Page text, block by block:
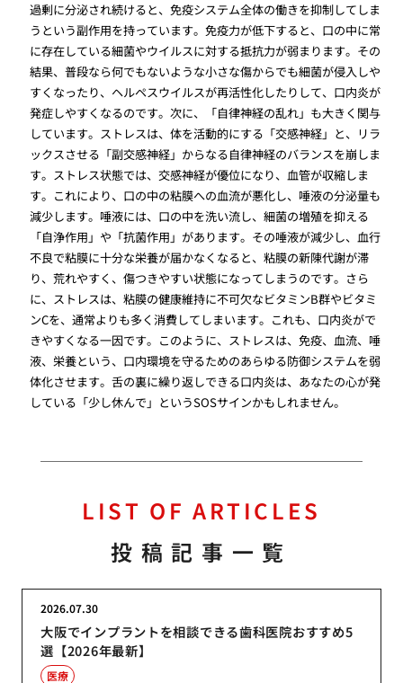
過剰に分泌され続けると、免疫システム全体の働きを抑制してしま
うという副作用を持っています。免疫力が低下すると、口の中に常
に存在している細菌やウイルスに対する抵抗力が弱まります。その
結果、普段なら何でもないような小さな傷からでも細菌が侵入しや
すくなったり、ヘルペスウイルスが再活性化したりして、口内炎が
発症しやすくなるのです。次に、「自律神経の乱れ」も大きく関与
しています。ストレスは、体を活動的にする「交感神経」と、リラ
ックスさせる「副交感神経」からなる自律神経のバランスを崩しま
す。ストレス状態では、交感神経が優位になり、血管が収縮しま
す。これにより、口の中の粘膜への血流が悪化し、唾液の分泌量も
減少します。唾液には、口の中を洗い流し、細菌の増殖を抑える
「自浄作用」や「抗菌作用」があります。その唾液が減少し、血行
不良で粘膜に十分な栄養が届かなくなると、粘膜の新陳代謝が滞
り、荒れやすく、傷つきやすい状態になってしまうのです。さら
に、ストレスは、粘膜の健康維持に不可欠なビタミンB群やビタミ
ンCを、通常よりも多く消費してしまいます。これも、口内炎がで
きやすくなる一因です。このように、ストレスは、免疫、血流、唾
液、栄養という、口内環境を守るためのあらゆる防御システムを弱
体化させます。舌の裏に繰り返しできる口内炎は、あなたの心が発
している「少し休んで」というSOSサインかもしれません。
LIST OF ARTICLES
投稿記事一覧
大阪でインプラントを相談できる歯科医院おすすめ5
選【2026年最新】
2026.07.30
医療